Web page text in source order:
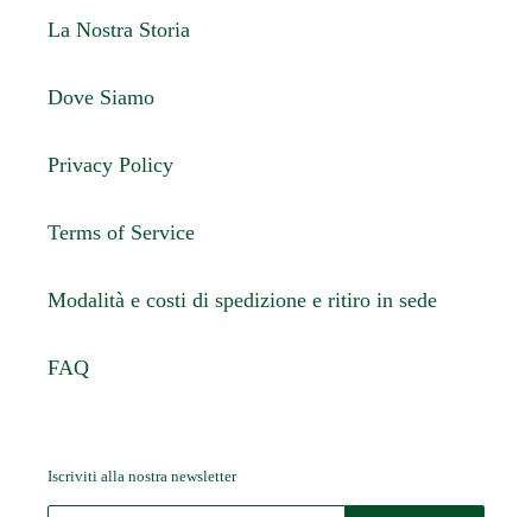
La Nostra Storia
Dove Siamo
Privacy Policy
Terms of Service
Modalità e costi di spedizione e ritiro in sede
FAQ
Iscriviti alla nostra newsletter